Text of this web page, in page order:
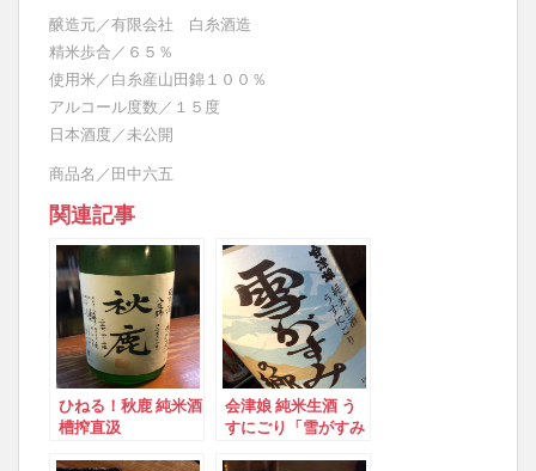
醸造元／有限会社 白糸酒造
精米歩合／６５％
使用米／白糸産山田錦１００％
アルコール度数／１５度
日本酒度／未公開
商品名／田中六五
関連記事
ひねる！秋鹿 純米酒
槽搾直汲
会津娘 純米生酒 う
すにごり「雪がすみ